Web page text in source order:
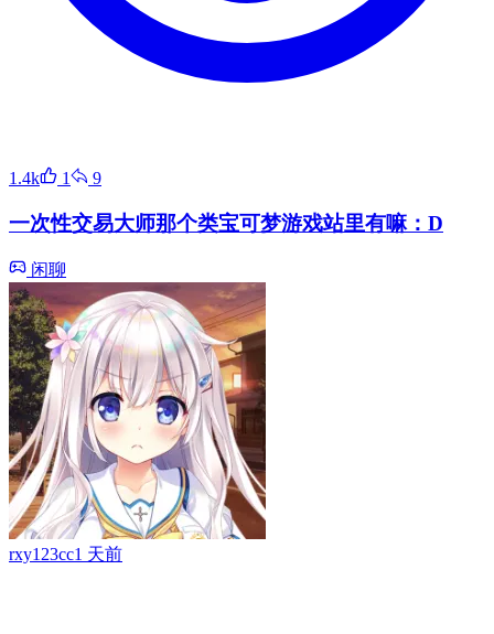
1.4k 1 9
一次性交易大师那个类宝可梦游戏站里有嘛：D
闲聊
rxy123cc1 天前